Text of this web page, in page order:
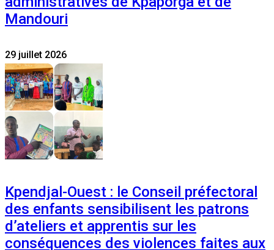
Mandouri
29 juillet 2026
Kpendjal-Ouest : le Conseil préfectoral
des enfants sensibilisent les patrons
d’ateliers et apprentis sur les
conséquences des violences faites aux